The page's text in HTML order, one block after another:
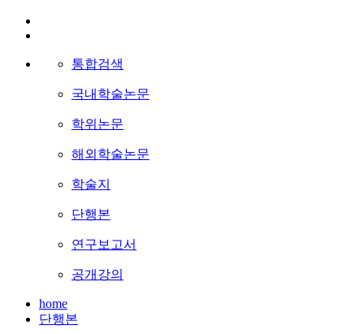
통합검색
국내학술논문
학위논문
해외학술논문
학술지
단행본
연구보고서
공개강의
home
단행본